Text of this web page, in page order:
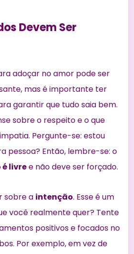
Devem Ser
adoçar no amor pode ser
mas é importante ter
garantirque tudo saia bem.
sobre o respeito e o que
Pergunte-se: estou
pessoa? Então, lembre-se: o
livree não deve ser forçado.
sobre a intenção. Esse é um
você realmente quer? Tente
positivos e focados no
Por exemplo, em vez de